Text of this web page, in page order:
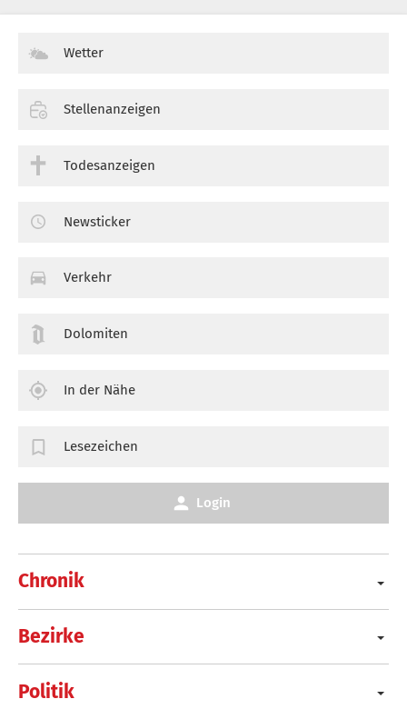
Chronik
Bezirke
Politik
Wetter
Stellenanzeigen
Todesanzeigen
Newsticker
Verkehr
Dolomiten
In der Nähe
Lesezeichen
Login